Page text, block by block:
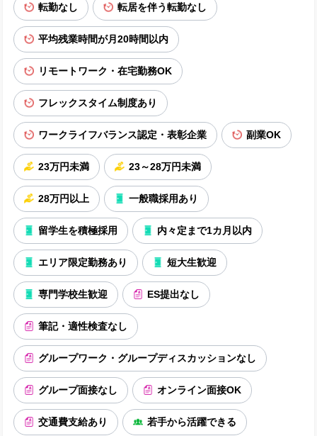
転勤なし 転居を伴う転勤なし
平均残業時間が月20時間以内
リモートワーク・在宅勤務OK
フレックスタイム制度あり
ワークライフバランス認定・表彰企業 副業OK
23万円未満 23～28万円未満
28万円以上 一般職採用あり
留学生を積極採用 内々定まで1カ月以内
エリア限定勤務あり 短大生歓迎
専門学校生歓迎 ES提出なし
筆記・適性検査なし
グループワーク・グループディスカッションなし
グループ面接なし オンライン面接OK
交通費支給あり 若手から活躍できる